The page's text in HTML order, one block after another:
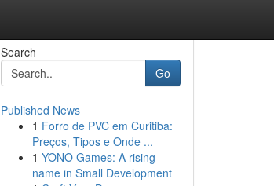
Search
Go
Published News
1 Forro de PVC em Curitiba:
Preços, Tipos e Onde ...
1 YONO Games: A rising
name in Small Development